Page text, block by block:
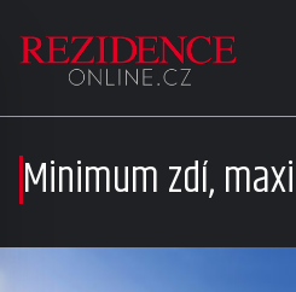
Minimum zdí,